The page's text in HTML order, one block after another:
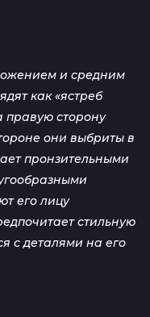
и средним
как «ястреб
правую сторону
они выбриты в
пронзительными
его лицу
стильную
с деталями на его